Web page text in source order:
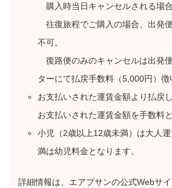
購入時当日キャンセルされる場
往復旅程でご購入の場合、出発
不可。
復路便のみのキャンセルは出発
ターにて払戻手数料（5,000円）徴
お支払いされた運賃金額より払戻
お支払いされた運賃金額を手数料と
小児（2歳以上12歳未満）は大人
満は幼児料金となります。
詳細情報は、エアプサンの公式Webサ